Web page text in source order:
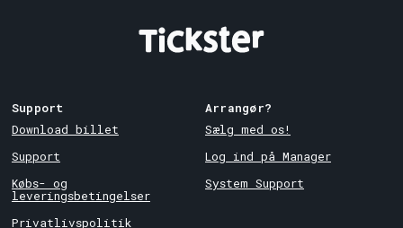
Support
Download billet
Support
Købs- og
leveringsbetingelser
Privatlivspolitik
Arrangør?
Sælg med os!
Log ind på Manager
System Support